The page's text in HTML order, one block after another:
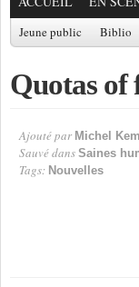
Jeune public Biblio
Quotas of
Ajouté par Michel
Sauvé dans Saines
Tags: Nouvelles